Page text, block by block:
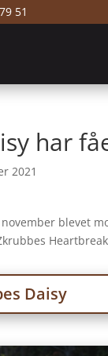
51
har
2021
blevet
Daisy